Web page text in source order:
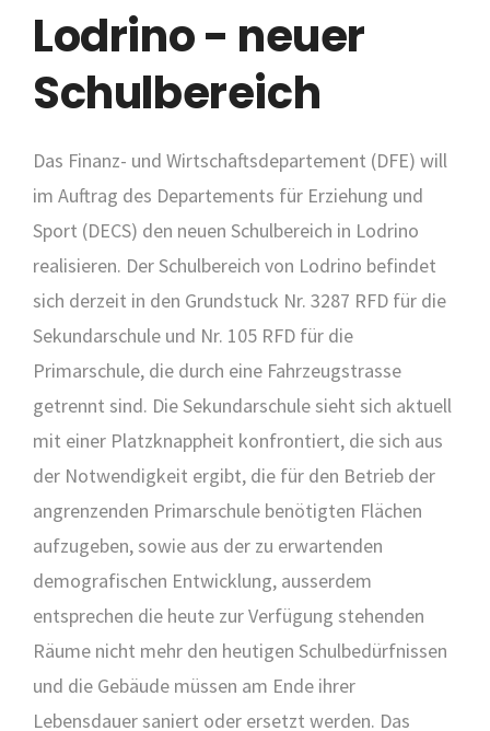
Lodrino - neuer
Schulbereich
Das Finanz- und Wirtschaftsdepartement (DFE) will
im Auftrag des Departements für Erziehung und
Sport (DECS) den neuen Schulbereich in Lodrino
realisieren. Der Schulbereich von Lodrino befindet
sich derzeit in den Grundstuck Nr. 3287 RFD für die
Sekundarschule und Nr. 105 RFD für die
Primarschule, die durch eine Fahrzeugstrasse
getrennt sind. Die Sekundarschule sieht sich aktuell
mit einer Platzknappheit konfrontiert, die sich aus
der Notwendigkeit ergibt, die für den Betrieb der
angrenzenden Primarschule benötigten Flächen
aufzugeben, sowie aus der zu erwartenden
demografischen Entwicklung, ausserdem
entsprechen die heute zur Verfügung stehenden
Räume nicht mehr den heutigen Schulbedürfnissen
und die Gebäude müssen am Ende ihrer
Lebensdauer saniert oder ersetzt werden. Das